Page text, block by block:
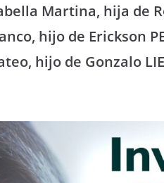
Martina, hija de
hijo de Erickson
hijo de Gonzalo